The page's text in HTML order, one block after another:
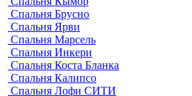
Спальня Брусно
Спальня Ярви
Спальня Марсель
Спальня Инкери
Спальня Коста Бланка
Спальня Калипсо
Спальня Лофи СИТИ